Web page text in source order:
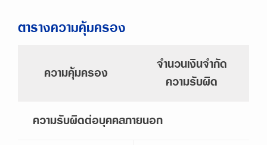
ตารางความคุ้มครอง
ความคุ้มครอง
จำนวนเงินจำกัด
ความรับผิด
ความรับผิดต่อบุคคลภายนอก